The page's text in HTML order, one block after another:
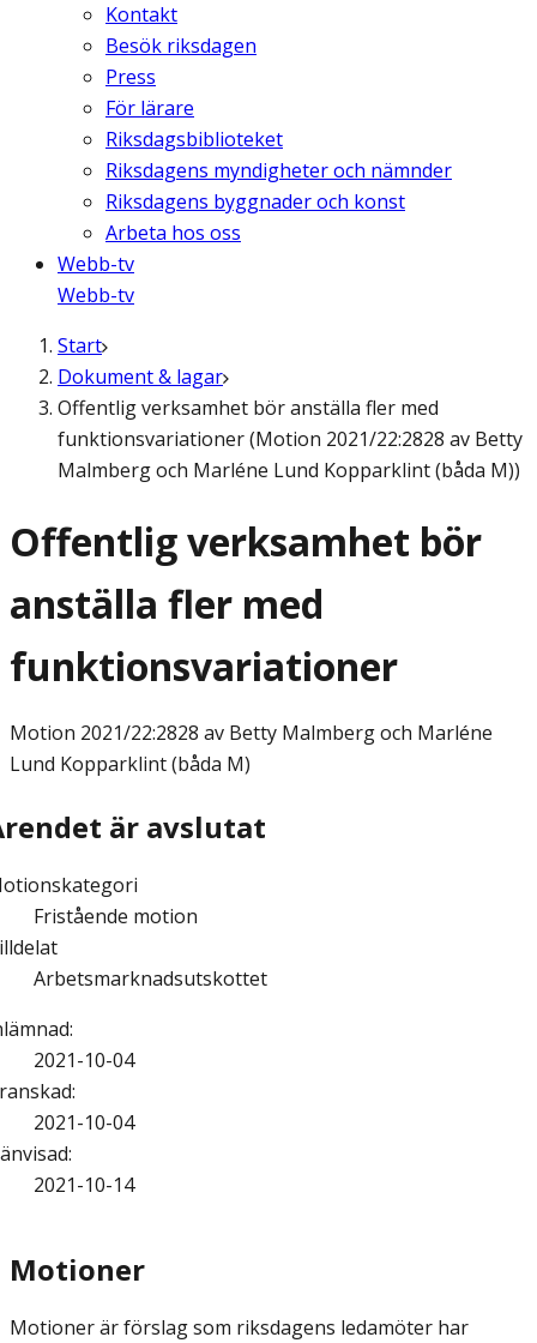
Kontakt
Besök riksdagen
Press
För lärare
Riksdagsbiblioteket
Riksdagens myndigheter och nämnder
Riksdagens byggnader och konst
Arbeta hos oss
Webb-tv
Webb-tv
Start
Dokument & lagar
Offentlig verksamhet bör anställa fler med
funktionsvariationer (Motion 2021/22:2828 av Betty
Malmberg och Marléne Lund Kopparklint (båda M))
Offentlig verksamhet bör
anställa fler med
funktionsvariationer
Motion 2021/22:2828 av Betty Malmberg och Marléne
Lund Kopparklint (båda M)
är avslutat
Fristående motion
Arbetsmarknadsutskottet
:
2021-10-04
:
2021-10-04
:
2021-10-14
Motioner
Motioner är förslag som riksdagens ledamöter har